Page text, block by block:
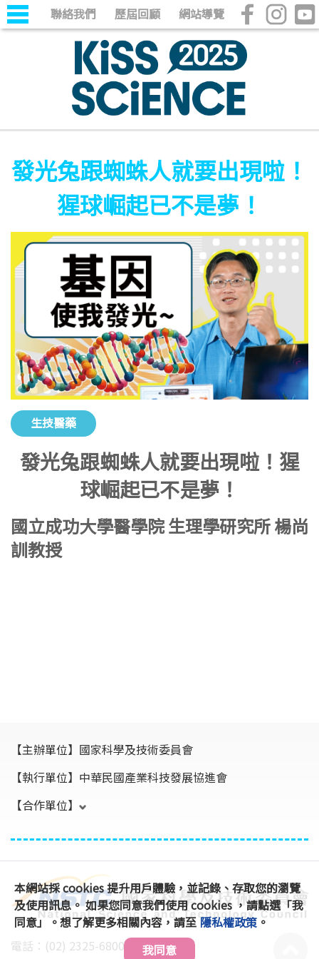
聯絡我們 歷屆回顧 網站導覽
發光兔跟蜘蛛人就要出現啦！
猩球崛起已不是夢！
生技醫藥
發光兔跟蜘蛛人就要出現啦！猩
球崛起已不是夢！
國立成功大學醫學院 生理學研究所 楊尚
訓教授
【主辦單位】 國家科學及技術委員會
【執行單位】 中華民國產業科技發展協進會
【合作單位】
電話：(02) 2325-6800 #896、891
本網站採 cookies 提升用戶體驗，並記錄、存取您的瀏覽
及使用訊息。 如果您同意我們使用 cookies ，請點選「我
同意」。想了解更多相關內容，請至 隱私權政策 。
我同意